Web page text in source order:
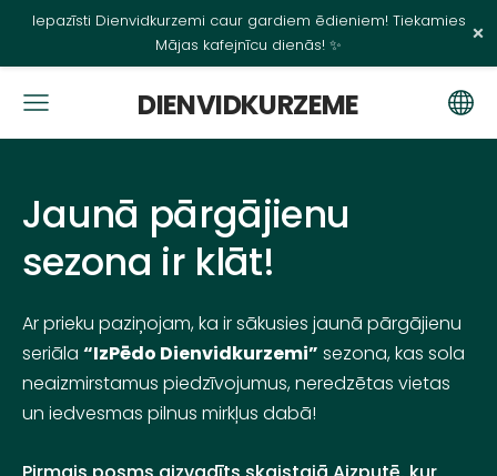
Iepazīsti Dienvidkurzemi caur gardiem ēdieniem! Tiekamies
Mājas kafejnīcu dienās! ✨
×
DIENVIDKURZEME
Jaunā pārgājienu
sezona ir klāt!
Ar prieku paziņojam, ka ir sākusies jaunā pārgājienu
seriāla “IzPēdo Dienvidkurzemi” sezona, kas sola
neaizmirstamus piedzīvojumus, neredzētas vietas
un iedvesmas pilnus mirkļus dabā!